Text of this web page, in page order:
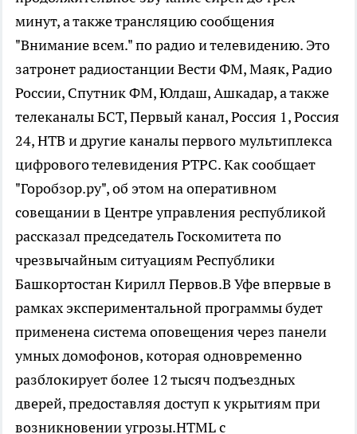
минут, а также трансляцию сообщения
"Внимание всем." по радио и телевидению. Это
затронет радиостанции Вести ФМ, Маяк, Радио
России, Спутник ФМ, Юлдаш, Ашкадар, а также
телеканалы БСТ, Первый канал, Россия 1, Россия
24, НТВ и другие каналы первого мультиплекса
цифрового телевидения РТРС. Как сообщает
"Горобзор.ру", об этом на оперативном
совещании в Центре управления республикой
рассказал председатель Госкомитета по
чрезвычайным ситуациям Республики
Башкортостан Кирилл Первов.В Уфе впервые в
рамках экспериментальной программы будет
применена система оповещения через панели
умных домофонов, которая одновременно
разблокирует более 12 тысяч подъездных
дверей, предоставляя доступ к укрытиям при
возникновении угрозы.HTML с